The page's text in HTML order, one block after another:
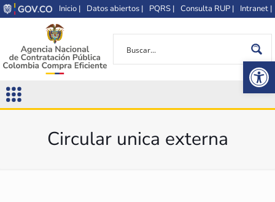
Inicio | Datos abiertos | PQRS | Consulta RUP | Intranet |
Circular unica externa